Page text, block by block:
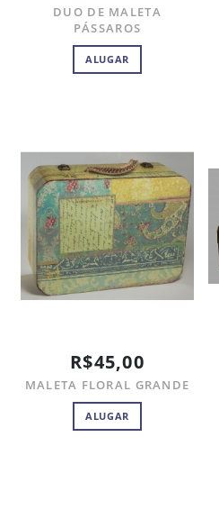
DUO DE MALETA
PÁSSAROS
ALUGAR
R$45,00
MALETA FLORAL GRANDE
ALUGAR